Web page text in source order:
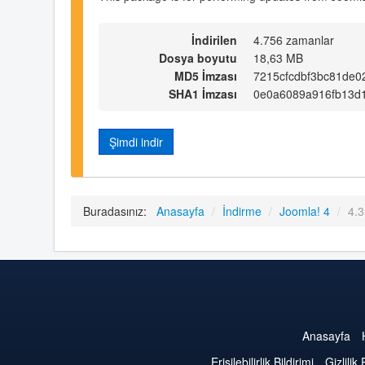
İndirilen
4.756 zamanlar
Dosya boyutu
18,63 MB
MD5 İmzası
SHA1 İmzası
Şimdi indir
Buradasınız: Anasayfa / İndirme / Joomla! 4 /
Anasayfa